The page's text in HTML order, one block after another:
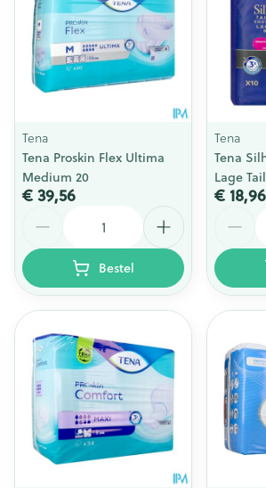
Tena
Tena Proskin Flex Ultima
Medium 20
€ 39,56
Bestel
Tena
Tena
Lage
€ 18,96